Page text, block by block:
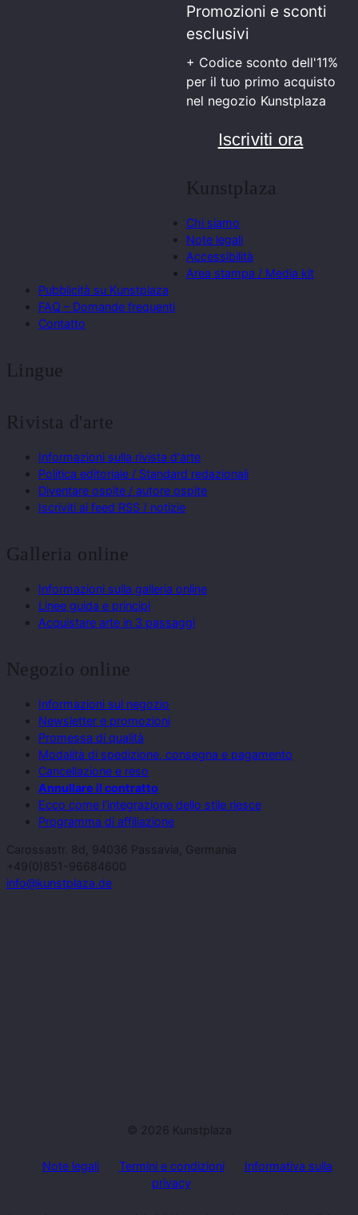
Promozioni e sconti
esclusivi
+ Codice sconto dell'11%
per il tuo primo acquisto
nel negozio Kunstplaza
Iscriviti ora
Kunstplaza
Chi siamo
Note legali
Accessibilità
Area stampa / Media kit
Pubblicità su Kunstplaza
FAQ – Domande frequenti
Contatto
Lingue
Rivista d'arte
Informazioni sulla rivista d'arte
Politica editoriale / Standard redazionali
Diventare ospite / autore ospite
Iscriviti ai feed RSS / notizie
Galleria online
Informazioni sulla galleria online
Linee guida e principi
Acquistare arte in 3 passaggi
Negozio online
Informazioni sul negozio
Newsletter e promozioni
Promessa di qualità
Modalità di spedizione, consegna e pagamento
Cancellazione e reso
Annullare il contratto
Ecco come l'integrazione dello stile riesce
Programma di affiliazione
Carossastr. 8d, 94036 Passavia, Germania
+49(0)851-96684600
info@kunstplaza.de
© 2026 Kunstplaza
Note legali Termini e condizioni
Informativa sulla
privacy